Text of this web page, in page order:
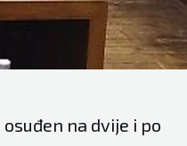
na dvije i po